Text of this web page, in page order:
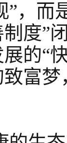
”，
度”
的“
富梦